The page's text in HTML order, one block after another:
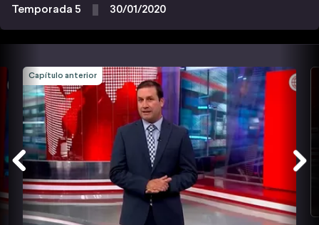
Temporada 5 30/01/2020
Capítulo anterior